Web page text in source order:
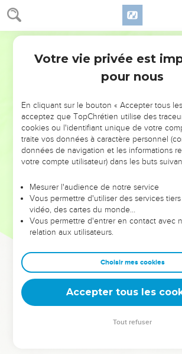
NE MANQUEZ PAS
DE L’ANNÉE !
ET SI LEURS ERREURS POUVAIENT
VOTRES ?
leur foi ou leur vision. Mais on voit moins les
et les saisons difficiles qu'ils ont traversés,
sont elles qui les ont
Dans cette conférence, leaders,
clés pour avancer avec plus de sagesse
deviennent vos tremplins. Que vous guidiez
équipe, un groupe ou une famille, leur
Votre vie privée est
pour nous
En cliquant sur le bouton « Accepter tous
acceptez que TopChrétien utilise des
cookies ou l'identifiant unique de votre
traite vos données à caractère personnel
données de navigation et les informations
votre compte utilisateur) dans les buts
Mesurer l'audience de notre service
Vous permettre d'utiliser des services
vidéo, des cartes du monde…
Vous permettre d'entrer en contact avec
relation aux utilisateurs.
Choisir mes cookies
Accepter tous les
Tout refuser